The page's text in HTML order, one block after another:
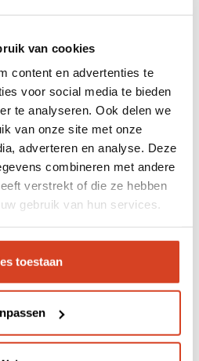
van cookies
content en advertenties te
voor social media te bieden
te analyseren. Ook delen we
van onze site met onze
adverteren en analyse. Deze
combineren met andere
verstrekt of die ze hebben
gebruik van hun services.
toestaan
marques
d'inspiration
Klop | Pro
en ligne
que 4 x plus
en énergie< /li>
et sans hotte aspirante
les délais